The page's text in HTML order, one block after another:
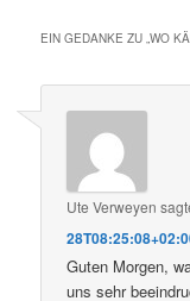
EIN GEDANKE ZU „WO
Ute Verweyen
Guten Morgen,
uns sehr